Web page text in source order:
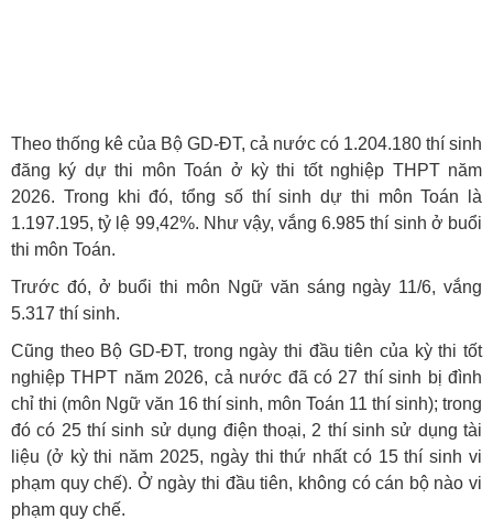
Theo thống kê của Bộ GD-ĐT, cả nước có 1.204.180 thí sinh
đăng ký dự thi môn Toán ở kỳ thi tốt nghiệp THPT năm
2026. Trong khi đó, tổng số thí sinh dự thi môn Toán là
1.197.195, tỷ lệ 99,42%. Như vậy, vắng 6.985 thí sinh ở buổi
thi môn Toán.
Trước đó, ở buổi thi môn Ngữ văn sáng ngày 11/6, vắng
5.317 thí sinh.
Cũng theo Bộ GD-ĐT, trong ngày thi đầu tiên của kỳ thi tốt
nghiệp THPT năm 2026, cả nước đã có 27 thí sinh bị đình
chỉ thi (môn Ngữ văn 16 thí sinh, môn Toán 11 thí sinh); trong
đó có 25 thí sinh sử dụng điện thoại, 2 thí sinh sử dụng tài
liệu (ở kỳ thi năm 2025, ngày thi thứ nhất có 15 thí sinh vi
phạm quy chế). Ở ngày thi đầu tiên, không có cán bộ nào vi
phạm quy chế.